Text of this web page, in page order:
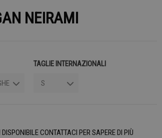
NEIRAMI
TAGLIE INTERNAZIONALI
CONTATTACI PER SAPERE DI PIÙ